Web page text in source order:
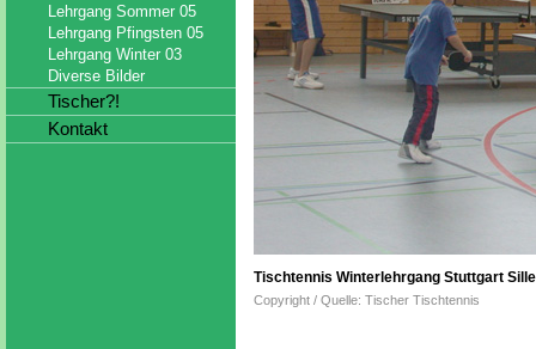
Tischtennis Winterlehrgang Stuttgart
Copyright / Quelle: Tischer Tischtennis
Lehrgang Sommer 05
Lehrgang Pfingsten 05
Lehrgang Winter 03
Diverse Bilder
Tischer?!
Kontakt